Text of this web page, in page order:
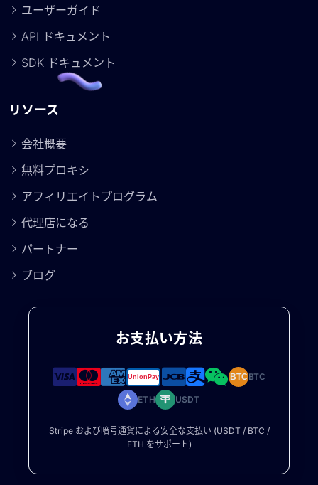
ユーザーガイド
API ドキュメント
SDK ドキュメント
リソース
会社概要
無料プロキシ
アフィリエイトプログラム
代理店になる
パートナー
ブログ
お支払い方法
BTCBTC
ETH USDT
Stripe および暗号通貨による安全な支払い (USDT / BTC /
ETH をサポート)